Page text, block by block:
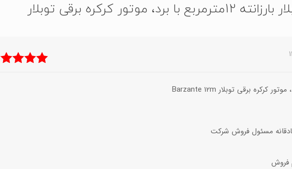
موتور توبلار بارزانته 12مترمربع با برد، موتور کرکره برقی توبلار
مسئول فروش شرکت
فروش